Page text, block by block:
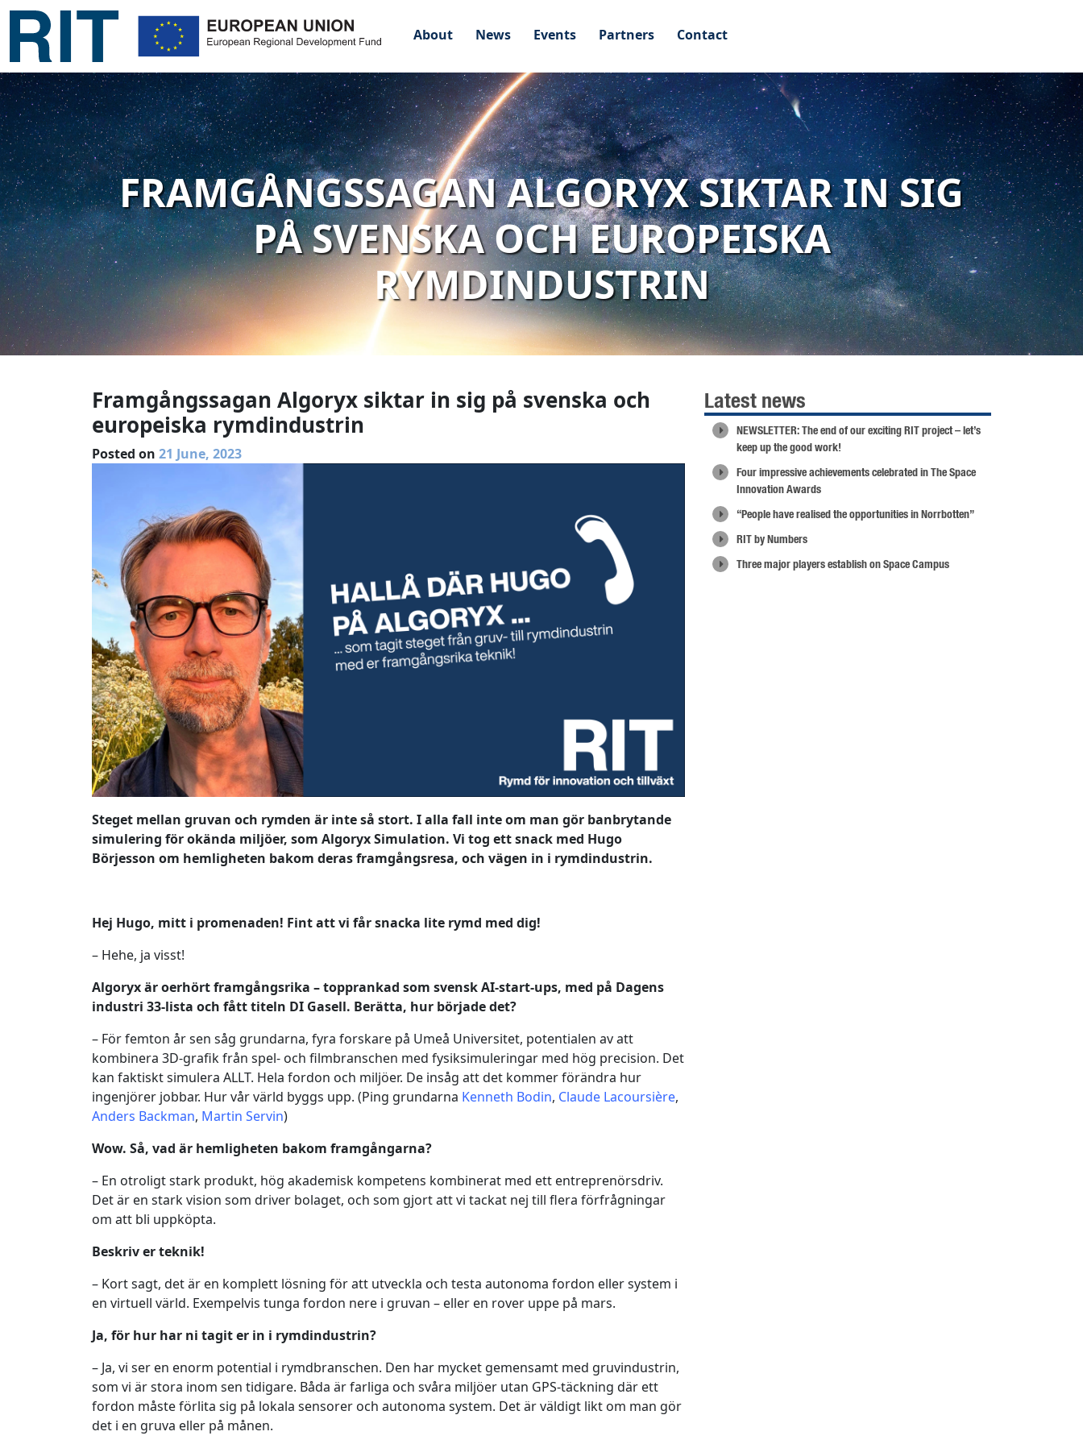
About News Events Partners Contact
FRAMGÅNGSSAGAN ALGORYX SIKTAR IN SIG
PÅ SVENSKA OCH EUROPEISKA
RYMDINDUSTRIN
Framgångssagan Algoryx siktar in sig på svenska och
europeiska rymdindustrin
Posted on 21 June, 2023
Steget mellan gruvan och rymden är inte så stort. I alla fall inte om man gör banbrytande
simulering för okända miljöer, som Algoryx Simulation. Vi tog ett snack med Hugo
Börjesson om hemligheten bakom deras framgångsresa, och vägen in i rymdindustrin.
Hej Hugo, mitt i promenaden! Fint att vi får snacka lite rymd med dig!
– Hehe, ja visst!
Algoryx är oerhört framgångsrika – topprankad som svensk AI-start-ups, med på Dagens
industri 33-lista och fått titeln DI Gasell. Berätta, hur började det?
– För femton år sen såg grundarna, fyra forskare på Umeå Universitet, potentialen av att
kombinera 3D-grafik från spel- och filmbranschen med fysiksimuleringar med hög precision. Det
kan faktiskt simulera ALLT. Hela fordon och miljöer. De insåg att det kommer förändra hur
ingenjörer jobbar. Hur vår värld byggs upp. (Ping grundarna Kenneth Bodin, Claude Lacoursière,
Anders Backman, Martin Servin)
Wow. Så, vad är hemligheten bakom framgångarna?
– En otroligt stark produkt, hög akademisk kompetens kombinerat med ett entreprenörsdriv.
Det är en stark vision som driver bolaget, och som gjort att vi tackat nej till flera förfrågningar
om att bli uppköpta.
Beskriv er teknik!
– Kort sagt, det är en komplett lösning för att utveckla och testa autonoma fordon eller system i
en virtuell värld. Exempelvis tunga fordon nere i gruvan – eller en rover uppe på mars.
Ja, för hur har ni tagit er in i rymdindustrin?
– Ja, vi ser en enorm potential i rymdbranschen. Den har mycket gemensamt med gruvindustrin,
som vi är stora inom sen tidigare. Båda är farliga och svåra miljöer utan GPS-täckning där ett
fordon måste förlita sig på lokala sensorer och autonoma system. Det är väldigt likt om man gör
det i en gruva eller på månen.
Latest news
NEWSLETTER: The end of our exciting RIT project – let’s
keep up the good work!
Four impressive achievements celebrated in The Space
Innovation Awards
“People have realised the opportunities in Norrbotten”
RIT by Numbers
Three major players establish on Space Campus